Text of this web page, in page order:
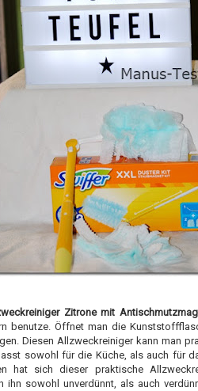
Zitrone mit
benutze. Öffnet man die
Diesen Allzweckreiniger kann man
sowohl für die Küche, als auch für
hat sich dieser praktische
ihn sowohl unverdünnt, als auch